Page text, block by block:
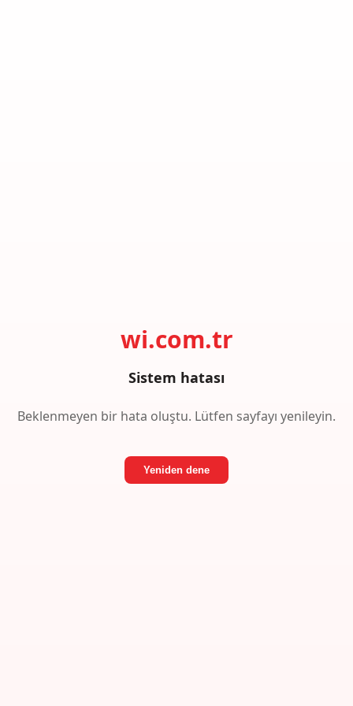
wi.com.tr
Sistem hatası
Beklenmeyen bir hata oluştu. Lütfen sayfayı yenileyin.
Yeniden dene